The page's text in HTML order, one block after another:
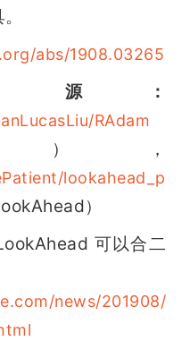
abs/1908.03265
源：
RAdam
），
lookahead_p
）
可以合二
news/201908/